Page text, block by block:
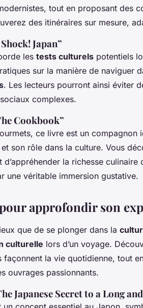
tout en proposant des
des itinéraires sur mesure,
Japan”
les tests culturels potentiels
sur la manière de naviguer
. Les lecteurs pourront ainsi éviter
complexes.
Cookbook”
ce livre est un compagnon
et son rôle dans la culture. Vous
d’appréhender la richesse
une véritable immersion gustative.
approfondir son
que de se plonger dans la
culturelle lors d’un voyage.
façonnent la vie quotidienne, tout
ouvrages passionnants.
Japanese Secret to a Long